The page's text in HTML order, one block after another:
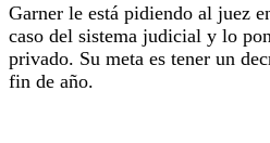
Garner le está pidiendo al juez
caso del sistema judicial y lo
privado. Su meta es tener un
fin de año.